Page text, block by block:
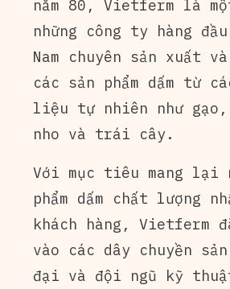
năm 80, Vietferm là
những công ty hàng
Nam chuyên sản xuất
các sản phẩm dấm từ
liệu tự nhiên như gạo,
nho và trái cây.
Với mục tiêu mang lại
phẩm dấm chất lượng
khách hàng, Vietferm
vào các dây chuyền
đại và đội ngũ kỹ